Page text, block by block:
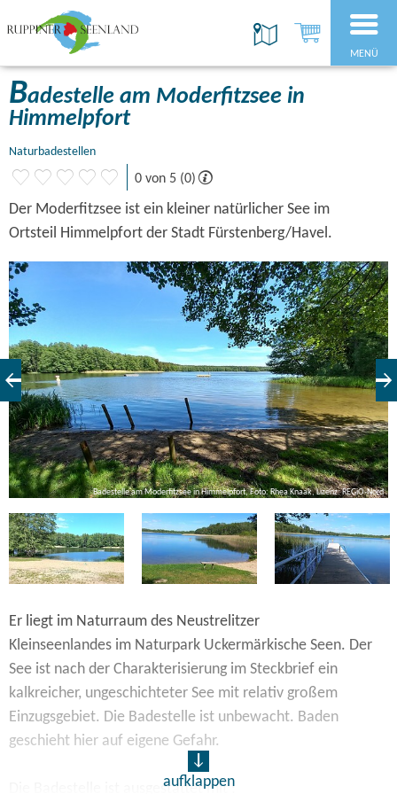
MENÜ
Badestelle am Moderfitzsee in
Himmelpfort
Naturbadestellen
0 von 5 (0)
Der Moderfitzsee ist ein kleiner natürlicher See im
Ortsteil Himmelpfort der Stadt Fürstenberg/Havel.
Badestelle am Moderfitzsee in Himmelpfort, Foto: Rhea Knaak, Lizenz: REGiO-Nord
Er liegt im Naturraum des Neustrelitzer
Kleinseenlandes im Naturpark Uckermärkische Seen. Der
See ist nach der Charakterisierung im Steckbrief ein
kalkreicher, ungeschichteter See mit relativ großem
Einzugsgebiet. Die Badestelle ist unbewacht. Baden
geschieht hier auf eigene Gefahr.
Die Badestelle ist ausgestattet mit :
aufklappen